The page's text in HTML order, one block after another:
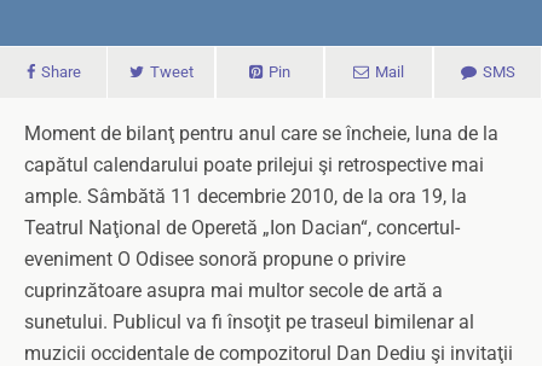
Share Tweet Pin Mail SMS
Moment de bilanţ pentru anul care se încheie, luna de la
capătul calendarului poate prilejui şi retrospective mai
ample. Sâmbătă 11 decembrie 2010, de la ora 19, la
Teatrul Naţional de Operetă „Ion Dacian“, concertul-
eveniment O Odisee sonoră propune o privire
cuprinzătoare asupra mai multor secole de artă a
sunetului. Publicul va fi însoţit pe traseul bimilenar al
muzicii occidentale de compozitorul Dan Dediu şi invitaţii